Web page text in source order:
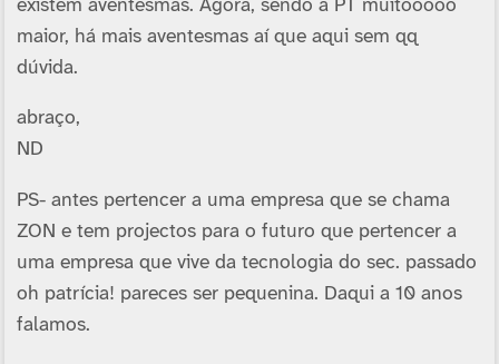
existem aventesmas. Agora, sendo a PT muitooooo
maior, há mais aventesmas aí­ que aqui sem qq
dúvida.
abraço,
ND
PS- antes pertencer a uma empresa que se chama
ZON e tem projectos para o futuro que pertencer a
uma empresa que vive da tecnologia do sec. passado
oh patrí­cia! pareces ser pequenina. Daqui a 10 anos
falamos.